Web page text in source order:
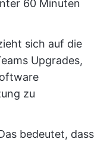
60 Minuten
sich auf die
Upgrades,
zu
bedeutet, dass